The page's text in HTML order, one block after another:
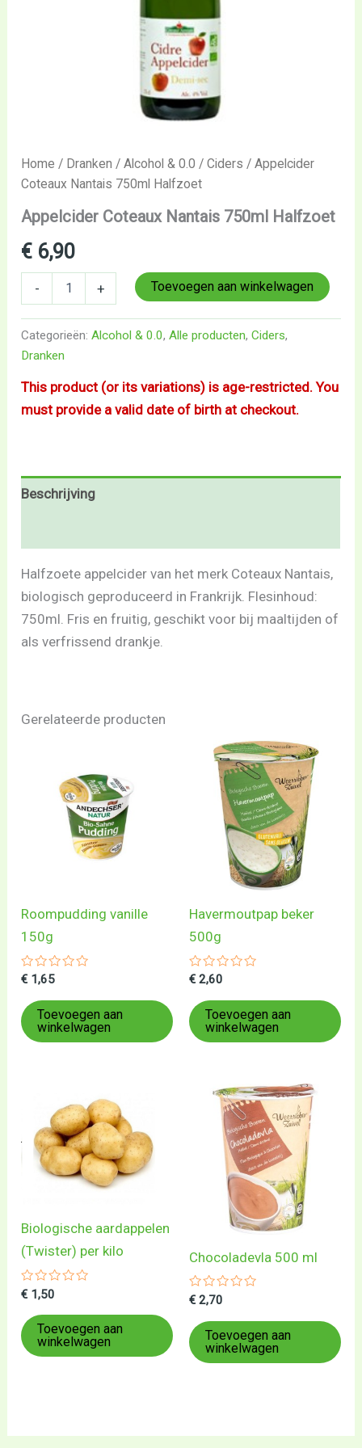
Home / Dranken /Alcohol & 0.0 /Ciders / Appelcider
Coteaux Nantais 750ml Halfzoet
Appelcider Coteaux Nantais 750ml Halfzoet
€ 6,90
- + Toevoegen aan winkelwagen
Categorieën:Alcohol & 0.0,Alle producten,Ciders,
Dranken
This product (or its variations) is age-restricted. You
must provide a valid date of birth at checkout.
Beschrijving
Halfzoete appelcider van het merk Coteaux Nantais,
biologisch geproduceerd in Frankrijk. Flesinhoud:
750ml. Fris en fruitig, geschikt voor bij maaltijden of
als verfrissend drankje.
Gerelateerde producten
Roompudding vanille
150g
Gewaardeerd
uit
5
€ 1,65
Toevoegen aan
winkelwagen
Havermoutpap beker
500g
Gewaardeerd
uit
5
€ 2,60
Toevoegen aan
winkelwagen
Biologische aardappelen
(Twister) per kilo
Gewaardeerd
uit
5
€ 1,50
Toevoegen aan
winkelwagen
Chocoladevla 500 ml
Gewaardeerd
uit
5
€ 2,70
Toevoegen aan
winkelwagen